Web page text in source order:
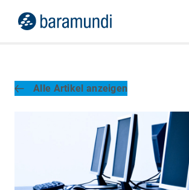
Alle Artikel anzeigen